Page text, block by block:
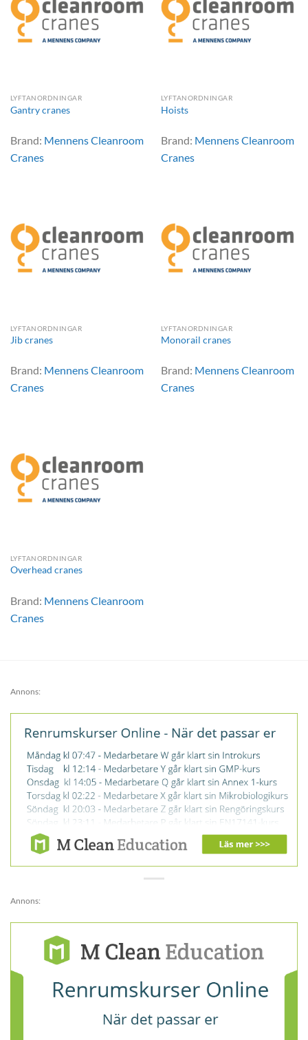
LYFTANORDNINGAR
Gantry cranes
Brand: Mennens Cleanroom
Cranes
LYFTANORDNINGAR
Hoists
Brand: Mennens Cleanroom
Cranes
LYFTANORDNINGAR
Jib cranes
Brand: Mennens Cleanroom
Cranes
LYFTANORDNINGAR
Monorail cranes
Brand: Mennens Cleanroom
Cranes
LYFTANORDNINGAR
Overhead cranes
Brand: Mennens Cleanroom
Cranes
Annons:
Annons: